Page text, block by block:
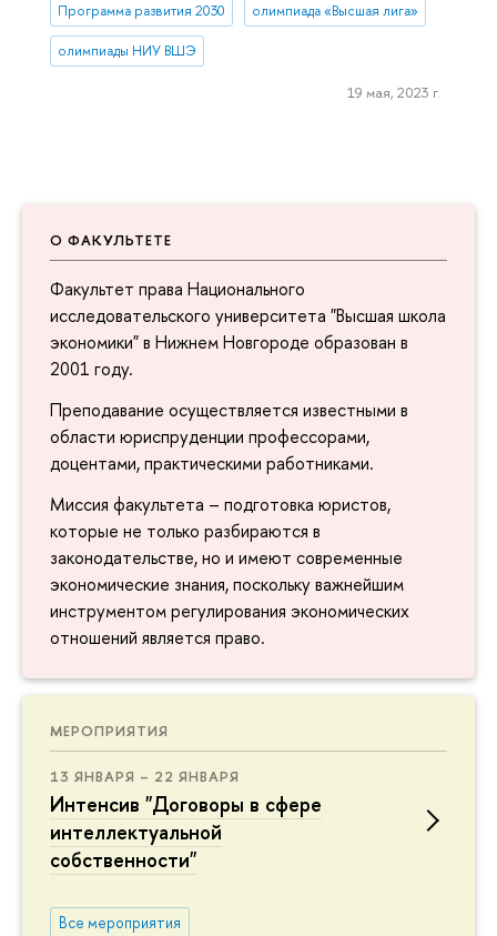
О ФАКУЛЬТЕТЕ
Факультет права Национального
исследовательского университета "Высшая школа
экономики" в Нижнем Новгороде образован в
2001 году.
Преподавание осуществляется известными в
области юриспруденции профессорами,
доцентами, практическими работниками.
Миссия факультета – подготовка юристов,
которые не только разбираются в
законодательстве, но и имеют современные
экономические знания, поскольку важнейшим
инструментом регулирования экономических
отношений является право.
МЕРОПРИЯТИЯ
13 ЯНВАРЯ – 22 ЯНВАРЯ
Интенсив "Договоры в сфере
интеллектуальной
собственности"
Все мероприятия
Программа развития 2030 олимпиада «Высшая лига»
олимпиады НИУ ВШЭ
19 мая, 2023 г.